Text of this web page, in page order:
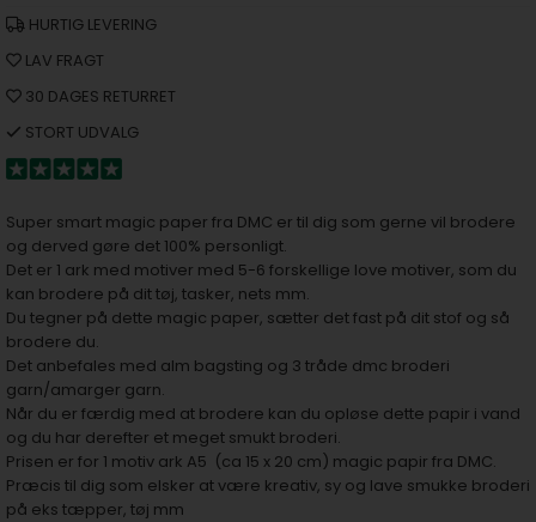
HURTIG LEVERING
LAV FRAGT
30 DAGES RETURRET
STORT UDVALG
Super smart magic paper fra DMC er til dig som gerne vil brodere
og derved gøre det 100% personligt.
Det er 1 ark med motiver med 5-6 forskellige love motiver, som du
kan brodere på dit tøj, tasker, nets mm.
Du tegner på dette magic paper, sætter det fast på dit stof og så
brodere du.
Det anbefales med alm bagsting og 3 tråde dmc broderi
garn/amarger garn.
Når du er færdig med at brodere kan du opløse dette papir i vand
og du har derefter et meget smukt broderi.
Prisen er for 1 motiv ark A5 (ca 15 x 20 cm) magic papir fra DMC.
Præcis til dig som elsker at være kreativ, sy og lave smukke broderi
på eks tæpper, tøj mm